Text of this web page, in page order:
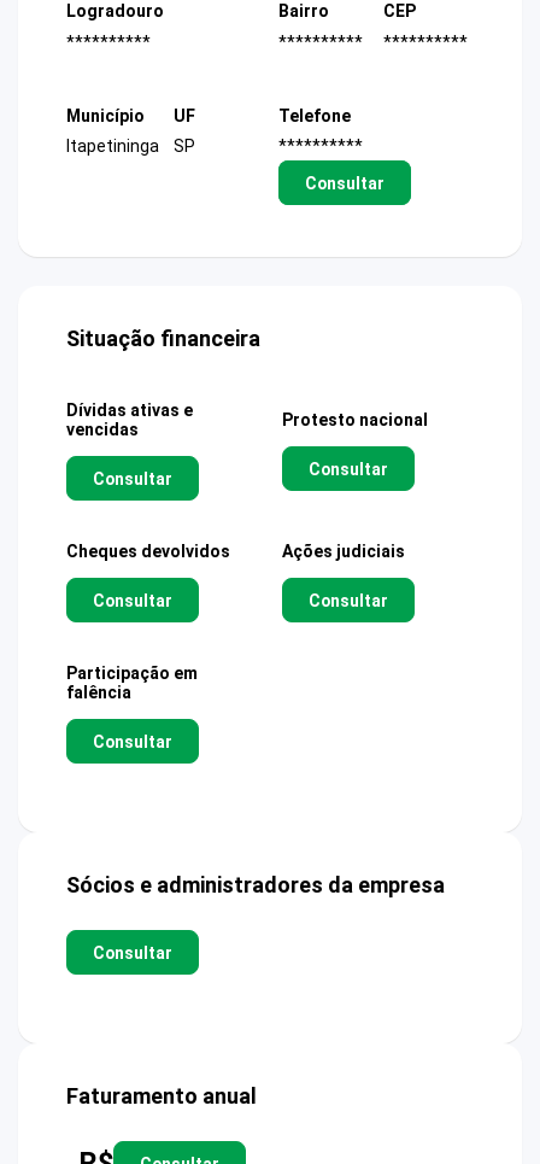
Logradouro
**********
Bairro
**********
CEP
**********
Município
Itapetininga
UF
SP
Telefone
**********
Consultar
Situação financeira
Dívidas ativas e
vencidas
Consultar
Protesto nacional
Consultar
Cheques devolvidos
Consultar
Ações judiciais
Consultar
Participação em
falência
Consultar
Sócios e administradores da empresa
Consultar
Faturamento anual